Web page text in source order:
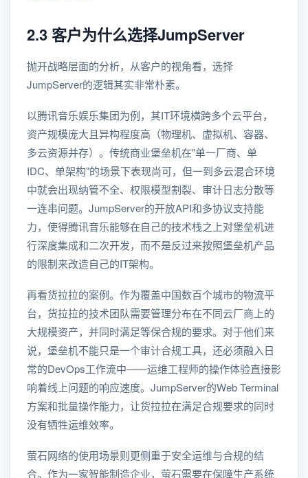
2.3 客户为什么选择JumpServer
抛开战略层面的分析，从客户的视角看，选择
JumpServer的逻辑其实非常朴素。
以腾讯音乐娱乐集团为例，其IT环境横跨多个云平台，
资产规模庞大且异构程度高（物理机、虚拟机、容器、
多云资源并存）。传统商业堡垒机在"单一厂商、单
IDC、单架构"的场景下表现尚可，但一到多云混合环境
中就会出现纳管不全、权限模型割裂、审计日志分散等
一连串问题。JumpServer的开放API和多协议支持能
力，使得腾讯音乐能够在自己的技术栈之上对堡垒机进
行深度集成和二次开发，而不是反过来按照堡垒机产品
的限制来改造自己的IT架构。
再看货拉拉的案例。作为覆盖中国数百个城市的物流平
台，货拉拉的技术团队需要管理分布在不同云厂商上的
大规模资产，并同时满足等保合规的要求。对于他们来
说，堡垒机不能只是一个审计合规工具，还必须融入日
常的DevOps工作流中——运维工程师的操作体验直接影
响着线上问题的响应速度。JumpServer的Web Terminal
方案和批量操作能力，让货拉拉在满足合规要求的同时
没有牺牲运维效率。
萤石网络的使用场景则更侧重于安全运维与合规的结
合。作为一家智能制造企业，萤石需要在保障生产系统